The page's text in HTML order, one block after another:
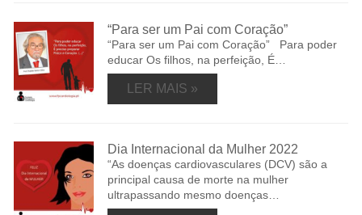
“Para ser um Pai com Coração”
“Para ser um Pai com Coração” Para poder
educar Os filhos, na perfeição, É…
LER MAIS »
Dia Internacional da Mulher 2022
“As doenças cardiovasculares (DCV) são a
principal causa de morte na mulher
ultrapassando mesmo doenças…